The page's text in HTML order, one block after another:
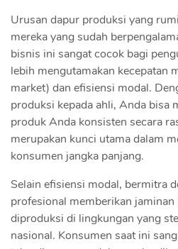
Urusan dapur produksi yang
mereka yang sudah
bisnis ini sangat cocok bagi
lebih mengutamakan kecepatan
market) dan efisiensi modal.
produksi kepada ahli, Anda bisa
produk Anda konsisten secara
merupakan kunci utama dalam
konsumen jangka panjang.
Selain efisiensi modal, bermitra
profesional memberikan
diproduksi di lingkungan yang
nasional. Konsumen saat ini